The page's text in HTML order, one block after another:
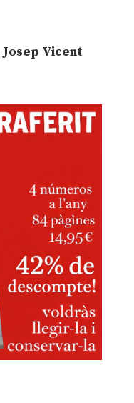
Josep Vicent